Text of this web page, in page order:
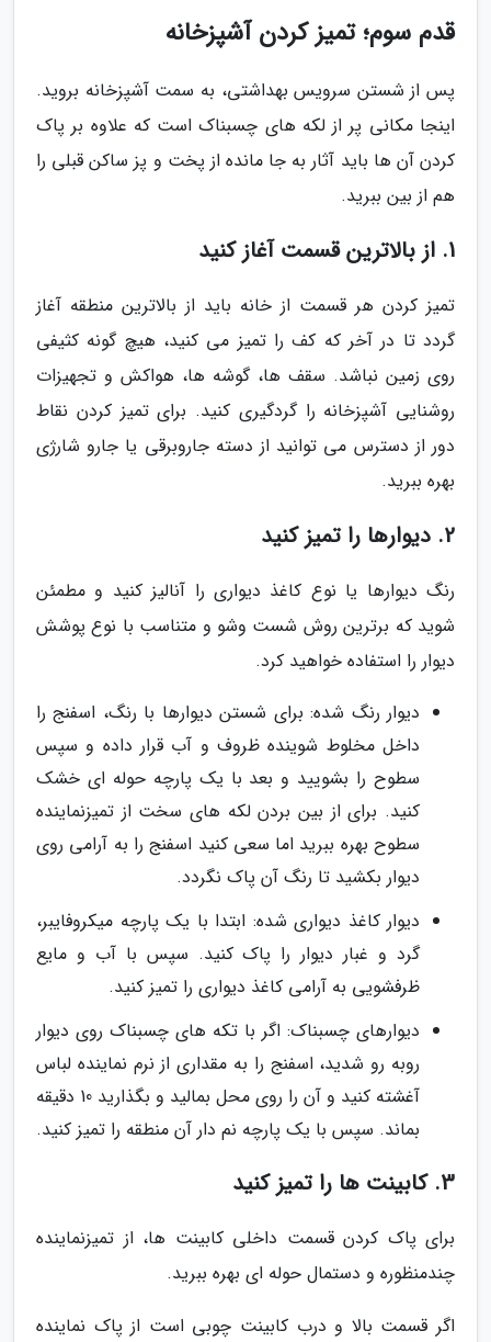
قدم سوم؛ تمیز کردن آشپزخانه
پس از شستن سرویس بهداشتی، به سمت آشپزخانه بروید.
اینجا مکانی پر از لکه های چسبناک است که علاوه بر پاک
کردن آن ها باید آثار به جا مانده از پخت و پز ساکن قبلی را
هم از بین ببرید.
1. از بالاترین قسمت آغاز کنید
تمیز کردن هر قسمت از خانه باید از بالاترین منطقه آغاز
گردد تا در آخر که کف را تمیز می کنید، هیچ گونه کثیفی
روی زمین نباشد. سقف ها، گوشه ها، هواکش و تجهیزات
روشنایی آشپزخانه را گردگیری کنید. برای تمیز کردن نقاط
دور از دسترس می توانید از دسته جاروبرقی یا جارو شارژی
بهره ببرید.
2. دیوارها را تمیز کنید
رنگ دیوارها یا نوع کاغذ دیواری را آنالیز کنید و مطمئن
شوید که برترین روش شست وشو و متناسب با نوع پوشش
دیوار را استفاده خواهید کرد.
دیوار رنگ شده: برای شستن دیوارها با رنگ، اسفنج را
داخل مخلوط شوینده ظروف و آب قرار داده و سپس
سطوح را بشویید و بعد با یک پارچه حوله ای خشک
کنید. برای از بین بردن لکه های سخت از تمیزنماینده
سطوح بهره ببرید اما سعی کنید اسفنج را به آرامی روی
دیوار بکشید تا رنگ آن پاک نگردد.
دیوار کاغذ دیواری شده: ابتدا با یک پارچه میکروفایبر،
گرد و غبار دیوار را پاک کنید. سپس با آب و مایع
ظرفشویی به آرامی کاغذ دیواری را تمیز کنید.
دیوارهای چسبناک: اگر با تکه های چسبناک روی دیوار
روبه رو شدید، اسفنج را به مقداری از نرم نماینده لباس
آغشته کنید و آن را روی محل بمالید و بگذارید 10 دقیقه
بماند. سپس با یک پارچه نم دار آن منطقه را تمیز کنید.
3. کابینت ها را تمیز کنید
برای پاک کردن قسمت داخلی کابینت ها، از تمیزنماینده
چندمنظوره و دستمال حوله ای بهره ببرید.
اگر قسمت بالا و درب کابینت چوبی است از پاک نماینده